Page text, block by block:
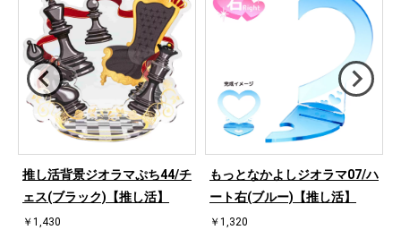
推し活背景ジオラマぷち44/チ
ェス(ブラック)【推し活】
￥1,430
もっとなかよしジオラマ07/ハ
ート右(ブルー)【推し活】
￥1,320